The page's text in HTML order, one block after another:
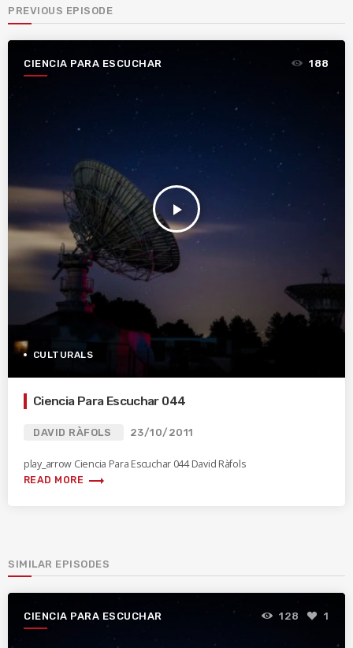
PREVIOUS EPISODE
CIENCIA PARA ESCUCHAR
play_arrow
188
CULTURALS
Ciencia Para Escuchar 044
DAVID RÀFOLS 23/10/2011
play_arrow Ciencia Para Escuchar 044 David Ràfols
READ MORE trending_flat
SIMILAR EPISODES
CIENCIA PARA ESCUCHAR 128 1